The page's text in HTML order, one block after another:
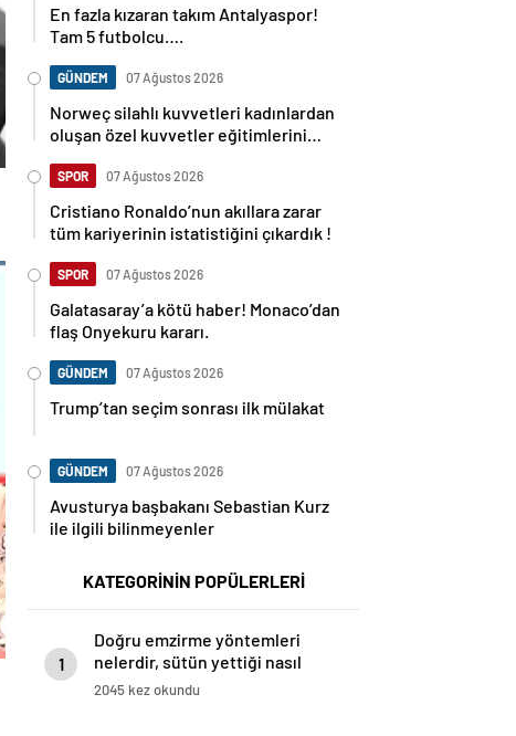
En fazla kızaran takım Antalyaspor!
Tam 5 futbolcu….
GÜNDEM 07 Ağustos 2026
Norweç silahlı kuvvetleri kadınlardan
oluşan özel kuvvetler eğitimlerini
SPOR 07 Ağustos 2026
Cristiano Ronaldo’nun akıllara zarar
tüm kariyerinin istatistiğini çıkardık !
SPOR 07 Ağustos 2026
Galatasaray’a kötü haber! Monaco’dan
flaş Onyekuru kararı.
GÜNDEM 07 Ağustos 2026
Trump’tan seçim sonrası ilk mülakat
GÜNDEM 07 Ağustos 2026
Avusturya başbakanı Sebastian Kurz
ile ilgili bilinmeyenler
KATEGORİNİN POPÜLERLERİ
1
Doğru emzirme yöntemleri
nelerdir, sütün yettiği nasıl
anlaşılır?
2045 kez okundu